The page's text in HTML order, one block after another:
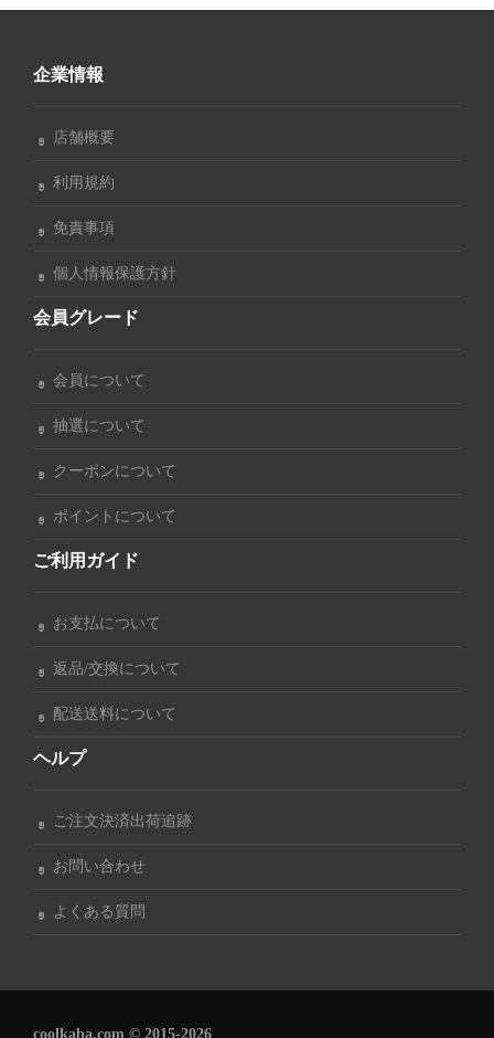
企業情報
店舗概要
利用規約
免責事項
個人情報保護方針
会員グレード
会員について
抽選について
クーポンについて
ポイントについて
ご利用ガイド
お支払について
返品/交換について
配送送料について
ヘルプ
ご注文決済出荷追跡
お問い合わせ
よくある質問
coolkaba.com © 2015-2026